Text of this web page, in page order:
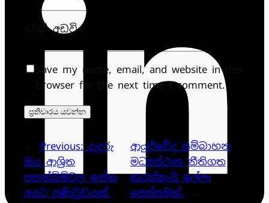
වෙබ් අඩවිය
Save my name, email, and website in this
browser for the next time I comment.
Previous: දැදුරු
ඔය ආශ්‍රිත
පහත්බිම්වල ඉන්න
අයට පණිවුඩයක්.
ආයුර්වේද සම්බාහන
මධ්‍යස්ථාන නීතිගත
කරන්නැයි ඉල්ලා
පෙත්සමක්.